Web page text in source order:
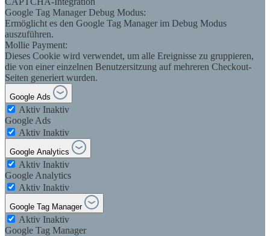
Google Tag Manager Debug Modus:
Ermöglicht es den Google Tag Manager im Debug Modus
auszuführen.
Mollie Payment:
Dieses Cookie wird verwendet, um alle Ereignisse zu gruppieren,
die von einer einzelnen Benutzersitzung auf mehreren Checkout-
Seiten generiert wurden.
Google Ads
Aktiv Inaktiv
Google Ads
Aktiv Inaktiv
Google Analytics
Aktiv Inaktiv
Google Analytics
Aktiv Inaktiv
Google Tag Manager
Aktiv Inaktiv
Google Tag Manager